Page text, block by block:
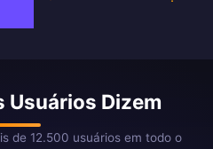
Usuários Dizem
de 12.500 usuários em todo o